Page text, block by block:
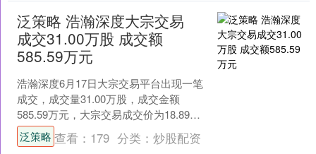
泛策略 浩瀚深度大宗交易
成交31.00万股 成交额
585.59万元
浩瀚深度6月17日大宗交易平台出现一笔
成交，成交量31.00万股，成交金额
585.59万元，大宗交易成交价为18.89元
泛策略，相对今日收盘价溢价0.96%。
该....
泛策略查看： 179 分类： 炒股配资